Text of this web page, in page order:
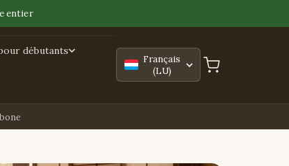
entier
débutants
Français
(LU)